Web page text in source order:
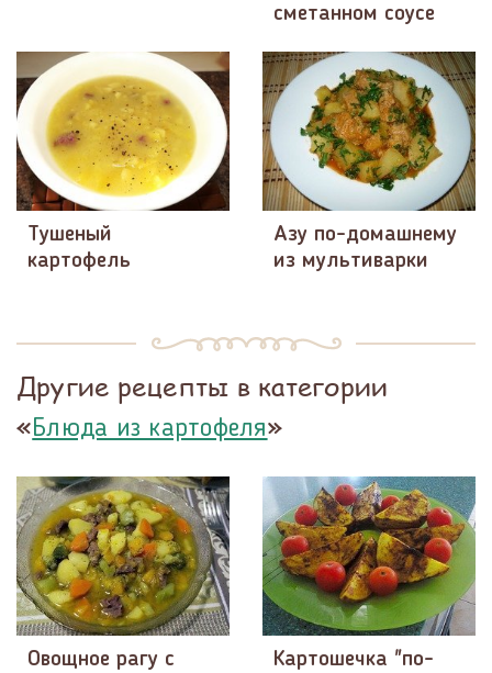
сметанном соусе
Тушеный
картофель
Азу по-домашнему
из мультиварки
Другие рецепты в категории
«Блюда из картофеля»
Овощное рагу с
Картошечка "по-